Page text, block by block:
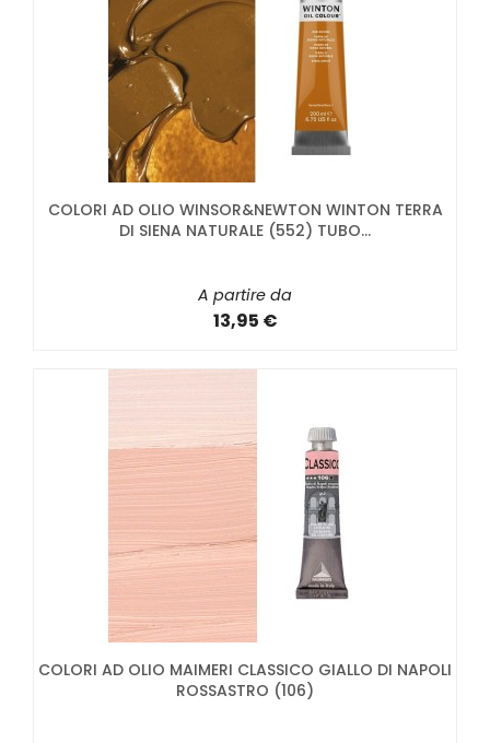
COLORI AD OLIO WINSOR&NEWTON WINTON TERRA
DI SIENA NATURALE (552) TUBO...
A partire da
13,95 €
COLORI AD OLIO MAIMERI CLASSICO GIALLO DI NAPOLI
ROSSASTRO (106)